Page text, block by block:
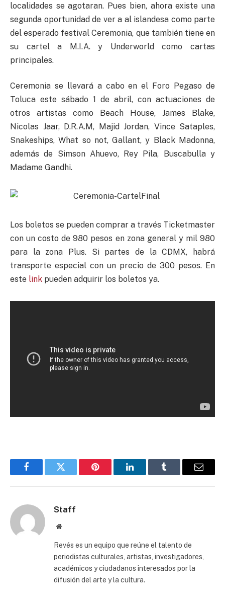
localidades se agotaran. Pues bien, ahora existe una
segunda oportunidad de ver a al islandesa como parte
del esperado festival Ceremonia, que también tiene en
su cartel a M.I.A. y Underworld como cartas
principales.
Ceremonia se llevará a cabo en el Foro Pegaso de
Toluca este sábado 1 de abril, con actuaciones de
otros artistas como Beach House, James Blake,
Nicolas Jaar, D.R.A.M, Majid Jordan, Vince Sataples,
Snakeships, What so not, Gallant, y Black Madonna,
además de Simson Ahuevo, Rey Pila, Buscabulla y
Madame Gandhi.
Los boletos se pueden comprar a través Ticketmaster
con un costo de 980 pesos en zona general y mil 980
para la zona Plus. Si partes de la CDMX, habrá
transporte especial con un precio de 300 pesos. En
este link pueden adquirir los boletos ya.
FacebookTwitter Pinterest LinkedInTumblr Email
Staff
Website
Revés es un equipo que reúne el talento de
periodistas culturales, artistas, investigadores,
académicos y ciudadanos interesados por la
difusión del arte y la cultura.